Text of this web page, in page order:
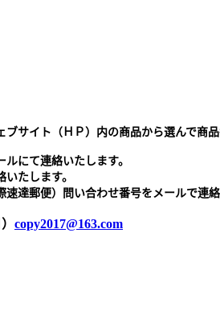
ブサイト（ＨＰ）内の商品から選んで商
にて連絡いたします。
たします。
達郵便）問い合わせ番号をメールで連絡
copy2017@163.com